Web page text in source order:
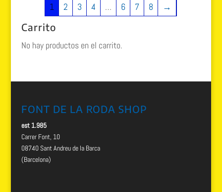
1 2 3 4 … 6 7 8 →
Carrito
No hay productos en el carrito.
FONT DE LA RODA SHOP
est 1.985
Carrer Font, 10
08740 Sant Andreu de la Barca
(Barcelona)